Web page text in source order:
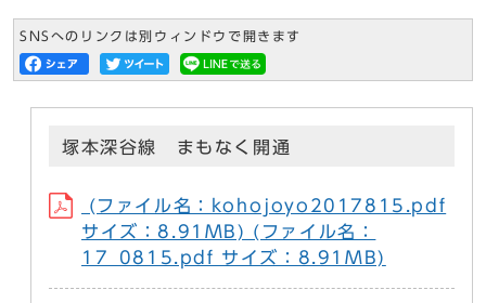
SNSへのリンクは別ウィンドウで開きます
塚本深谷線 まもなく開通
(ファイル名：kohojoyo2017815.pdf
サイズ：8.91MB) (ファイル名：
17_0815.pdf サイズ：8.91MB)